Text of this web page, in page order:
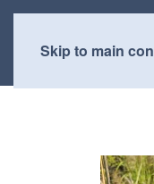
Skip to main